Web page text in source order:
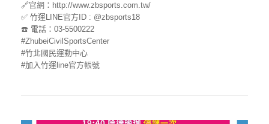
🔗官網：http://www.zbsports.com.tw/
✅ 竹運LINE官方ID : @zbsports18
☎️ 電話：03-5500222
#ZhubeiCivilSportsCenter
#竹北國民運動中心
#加入竹運line官方帳號